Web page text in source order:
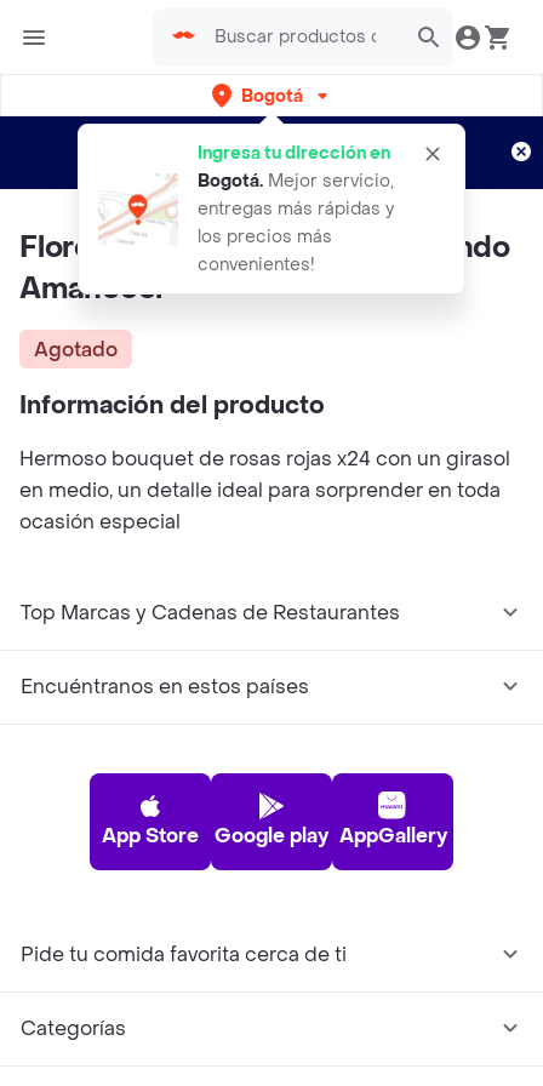
Bogotá
Ingresa tu dirección en
Bogotá. Mejor servicio,
entregas más rápidas y
los precios más
convenientes!
envíos gratis por semanas
Aplican TyC
Flores Rosas Rojas Y Girasol Lindo
Amanecer
Agotado
Información del producto
Hermoso bouquet de rosas rojas x24 con un girasol
en medio, un detalle ideal para sorprender en toda
ocasión especial
Top Marcas y Cadenas de Restaurantes
Encuéntranos en estos países
App Store Google play AppGallery
Pide tu comida favorita cerca de ti
Categorías